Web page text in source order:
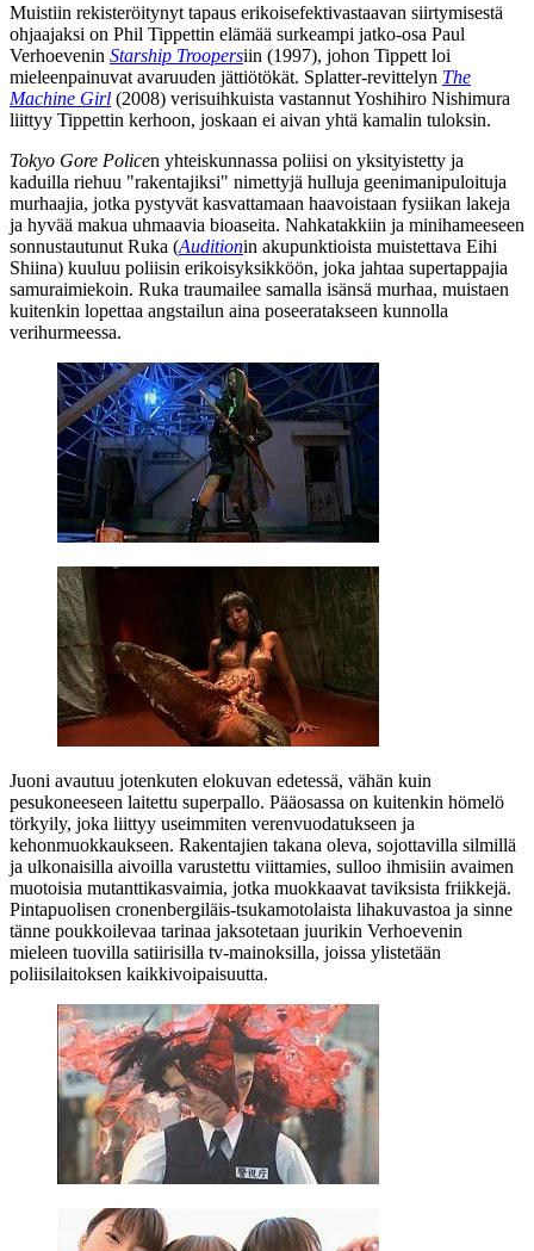
Muistiin rekisteröitynyt tapaus erikoisefektivastaavan siirtymisestä
ohjaajaksi on Phil Tippettin elämää surkeampi jatko‑osa Paul
Verhoevenin Starship Troopersiin (1997), johon Tippett loi
mieleenpainuvat avaruuden jättiötökät. Splatter-revittelyn The
Machine Girl (2008) verisuihkuista vastannutYoshihiro Nishimura
liittyy Tippettin kerhoon, joskaan ei aivan yhtä kamalin tuloksin.
Tokyo Gore Policen yhteiskunnassa poliisi on yksityistetty ja
kaduilla riehuu "rakentajiksi" nimettyjä hulluja geenimanipuloituja
murhaajia, jotka pystyvät kasvattamaan haavoistaan fysiikan lakeja
ja hyvää makua uhmaavia bioaseita. Nahkatakkiin ja minihameeseen
sonnustautunut Ruka (Auditionin akupunktioista muistettava Eihi
Shiina) kuuluu poliisin erikoisyksikköön, joka jahtaa supertappajia
samuraimiekoin. Ruka traumailee samalla isänsä murhaa, muistaen
kuitenkin lopettaa angstailun aina poseeratakseen kunnolla
verihurmeessa.
Juoni avautuu jotenkuten elokuvan edetessä, vähän kuin
pesukoneeseen laitettu superpallo. Pääosassa on kuitenkin hömelö
törkyily, joka liittyy useimmiten verenvuodatukseen ja
kehonmuokkaukseen. Rakentajien takana oleva, sojottavilla silmillä
ja ulkonaisilla aivoilla varustettu viittamies, sulloo ihmisiin avaimen
muotoisia mutanttikasvaimia, jotka muokkaavat taviksista friikkejä.
Pintapuolisen cronenbergiläis-tsukamotolaista lihakuvastoa ja sinne
tänne poukkoilevaa tarinaa jaksotetaan juurikin Verhoevenin
mieleen tuovilla satiirisilla tv‑mainoksilla, joissa ylistetään
poliisilaitoksen kaikkivoipaisuutta.